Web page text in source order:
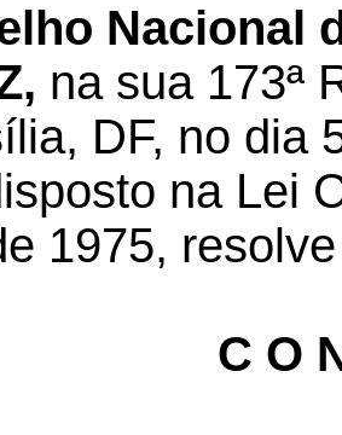
Nacional
na sua 173ª
DF, no dia
na Lei
1975,
C O